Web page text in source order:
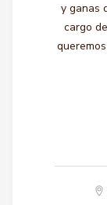
y ganas
cargo